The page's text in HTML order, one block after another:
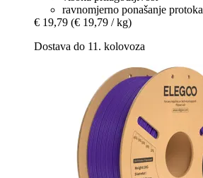
ravnomjerno ponašanje protoka
€ 19,79 (€ 19,79 / kg)
Dostava do 11. kolovoza